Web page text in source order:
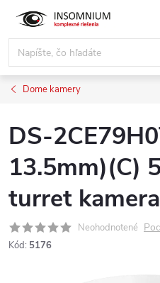
obsah
Dome kamery
DS-
13.5mm)(C)
turret
Neohodnotené
Kód: 5176
www.insomnium.sk -